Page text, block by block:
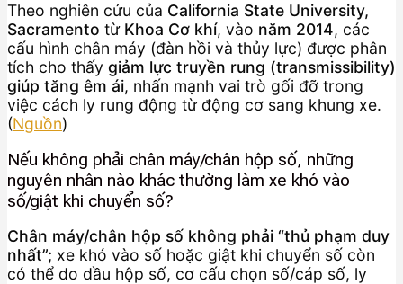
Theo nghiên cứu của California State University,
Sacramento từ Khoa Cơ khí, vào năm 2014, các
cấu hình chân máy (đàn hồi và thủy lực) được phân
tích cho thấy giảm lực truyền rung (transmissibility)
giúp tăng êm ái, nhấn mạnh vai trò gối đỡ trong
việc cách ly rung động từ động cơ sang khung xe.
(Nguồn)
Nếu không phải chân máy/chân hộp số, những
nguyên nhân nào khác thường làm xe khó vào
số/giật khi chuyển số?
Chân máy/chân hộp số không phải “thủ phạm duy
nhất”; xe khó vào số hoặc giật khi chuyển số còn
có thể do dầu hộp số, cơ cấu chọn số/cáp số, ly